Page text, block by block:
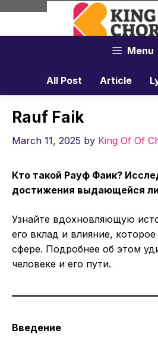
content
Menu
All Post Article
Rauf Faik
March 11, 2025 by King Of Of
Кто такой Рауф Фаик?
достижения выдающейся
Узнайте вдохновляющую
его вклад и влияние,
сфере. Подробнее об этом
человеке и его пути.
Введение